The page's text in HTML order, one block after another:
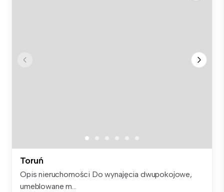
Toruń
Opis nieruchomości Do wynajęcia dwupokojowe,
umeblowane m...